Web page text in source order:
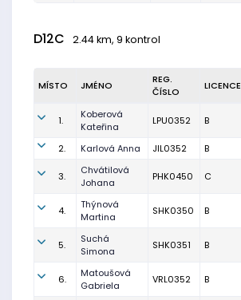
D12C 2.44 km, 9 kontrol
MÍSTO JMÉNO
REG.
ČÍSLO
LICENCE
1.
Koberová
Kateřina
LPU0352 B
2. Karlová Anna JIL0352 B
3.
Chvátilová
Johana
PHK0450 C
4.
Thýnová
Martina
SHK0350 B
5.
Suchá
Simona
SHK0351 B
6.
Matoušová
Gabriela
VRL0352 B